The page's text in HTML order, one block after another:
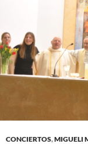
CONCIERTOS,MIGUELI